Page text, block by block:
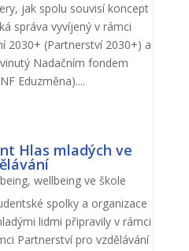
jak spolu souvisí koncept
správa vyvíjený v rámci
2030+ (Partnerství 2030+) a
Nadačním fondem
Eduzměna)....
Hlas mladých ve
, wellbeing ve škole
spolky a organizace
lidmi připravily v rámci
Partnerství pro vzdělávání